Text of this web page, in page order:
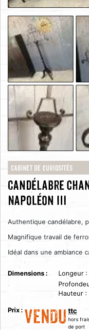
Cabinet de curiosités
Candélabre
Napoléon III
Authentique candélabre,
Magnifique travail de
Idéal dans une ambiance
Dimensions : Longeur :
Hauteur :
Prix : VENDU ttc
hors
de port